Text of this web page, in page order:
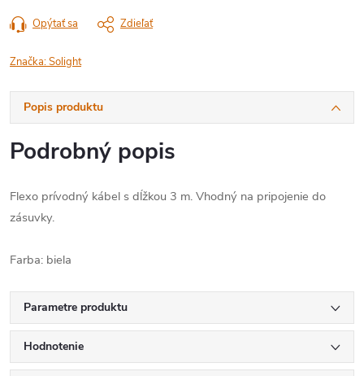
Opýtať sa Zdieľať
Značka:Solight
Popis produktu
Podrobný popis
Flexo prívodný kábel s dĺžkou 3 m. Vhodný na pripojenie do
zásuvky.
Farba: biela
Parametre produktu
Hodnotenie